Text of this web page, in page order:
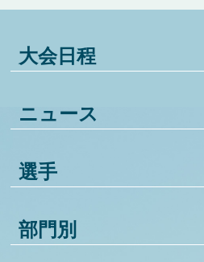
大会日程
ニュース
選手
部門別